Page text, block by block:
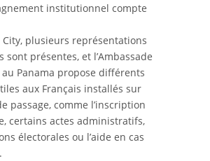
institutionnel compte
City, plusieurs représentations
sont présentes, et l’Ambassade
au Panama propose différents
aux Français installés sur
passage, comme l’inscription
certains actes administratifs,
électorales ou l’aide en cas